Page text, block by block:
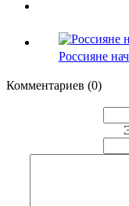
Россияне
Комментариев (0)